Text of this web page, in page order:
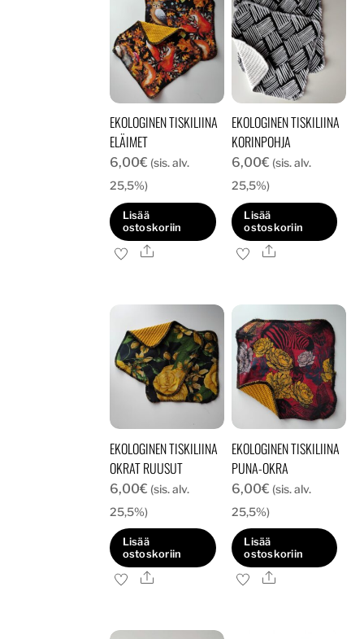
muunnelma.
Voit
tehdä
valinnat
tuotteen
sivulla.
EKOLOGINEN TISKILIINA
ELÄIMET
6,00€ (sis. alv.
25,5%)
Lisää
ostoskoriin
Ale
EKOLOGINEN TISKILIINA
KORINPOHJA
6,00€ (sis. alv.
25,5%)
Lisää
ostoskoriin
Ale
EKOLOGINEN TISKILIINA
OKRAT RUUSUT
6,00€ (sis. alv.
25,5%)
Lisää
ostoskoriin
Ale
EKOLOGINEN TISKILIINA
PUNA-OKRA
6,00€ (sis. alv.
25,5%)
Lisää
ostoskoriin
Ale